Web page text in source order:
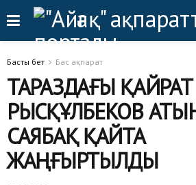
Басты бет Бас ақпарат
ТАРАЗДАҒЫ ҚАЙРАТ
РЫСҚҰЛБЕКОВ
САЯБАҚ ҚАЙТА
ЖАҢҒЫРТЫЛДЫ